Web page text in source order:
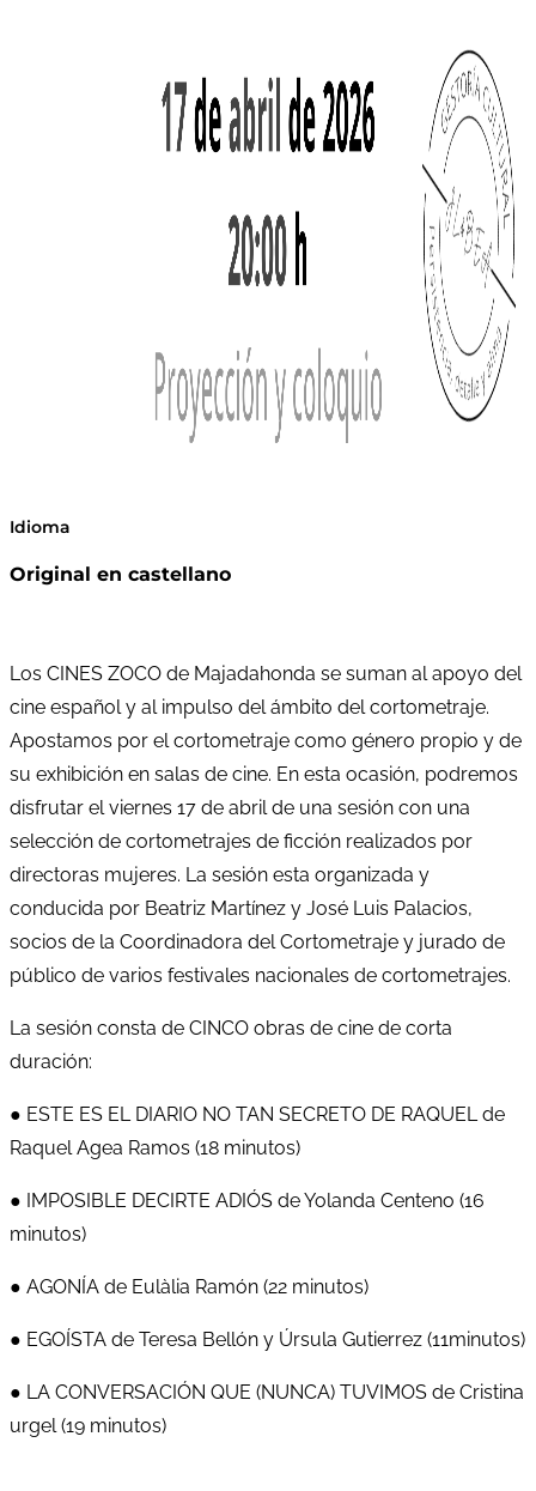
Idioma
Original en castellano
Los CINES ZOCO de Majadahonda se suman al apoyo del
cine español y al impulso del ámbito del cortometraje.
Apostamos por el cortometraje como género propio y de
su exhibición en salas de cine. En esta ocasión, podremos
disfrutar el viernes 17 de abril de una sesión con una
selección de cortometrajes de ficción realizados por
directoras mujeres. La sesión esta organizada y
conducida por Beatriz Martínez y José Luis Palacios,
socios de la Coordinadora del Cortometraje y jurado de
público de varios festivales nacionales de cortometrajes.
La sesión consta de CINCO obras de cine de corta
duración:
● ESTE ES EL DIARIO NO TAN SECRETO DE RAQUEL de
Raquel Agea Ramos (18 minutos)
● IMPOSIBLE DECIRTE ADIÓS de Yolanda Centeno (16
minutos)
● AGONÍA de Eulàlia Ramón (22 minutos)
● EGOÍSTA de Teresa Bellón y Úrsula Gutierrez (11minutos)
● LA CONVERSACIÓN QUE (NUNCA) TUVIMOS de Cristina
urgel (19 minutos)